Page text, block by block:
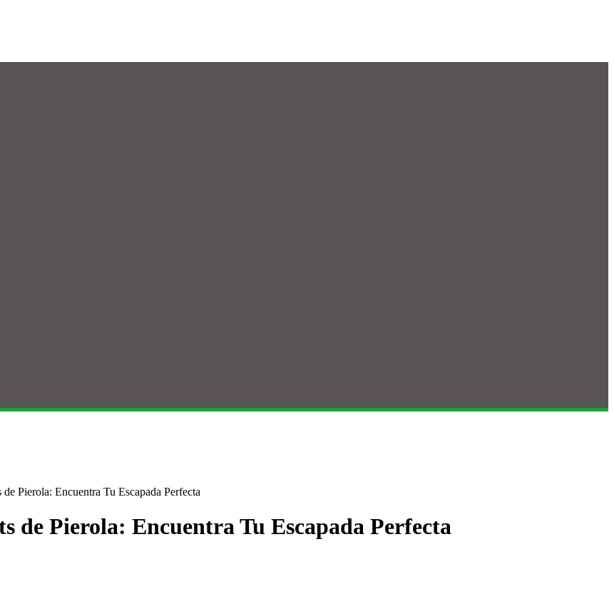
Pierola: Encuentra Tu Escapada Perfecta
de Pierola: Encuentra Tu Escapada Perfecta